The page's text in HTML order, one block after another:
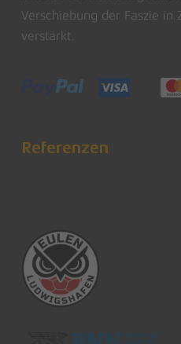
Verschiebung der Faszie in
verstärkt.
Referenzen